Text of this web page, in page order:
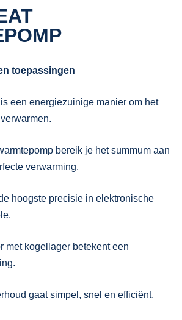
toepassingen
een energiezuinige manier om het
bereik je het summum aan
verwarming.
hoogste precisie in elektronische
met kogellager betekent een
gaat simpel, snel en efficiënt.